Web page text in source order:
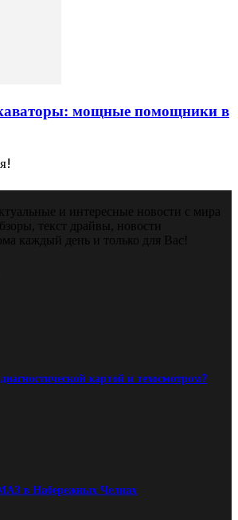
мощные помощники в
и интересные новости с мира
текст драйвы, новости
каждый день и только для Вас!
картой и техосмотром?
в Набережных Челнах